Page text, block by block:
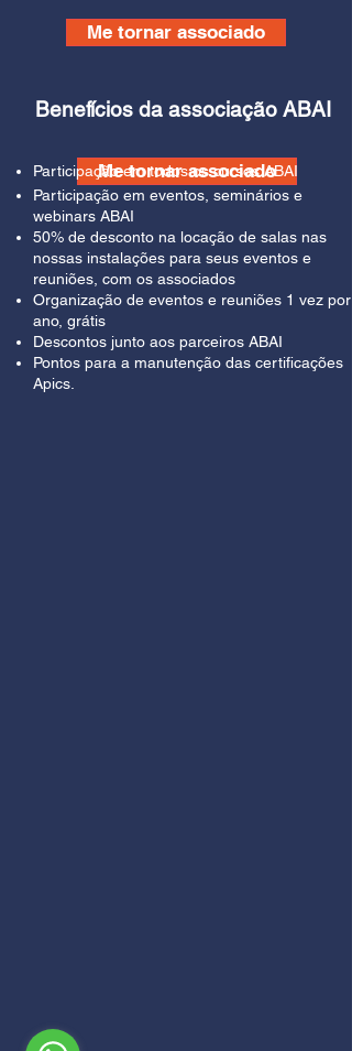
Me tornar associado
Benefícios da associação ABAI
Me tornar associado
Participação em todos os cursos ABAI
Participação em eventos, seminários e
webinars ABAI
50% de desconto na locação de salas nas
nossas instalações para seus eventos e
reuniões, com os associados
Organização de eventos e reuniões 1 vez por
ano, grátis
Descontos junto aos parceiros ABAI
Pontos para a manutenção das certificações
Apics.